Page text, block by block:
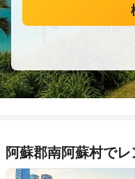
阿蘇郡南阿蘇村で